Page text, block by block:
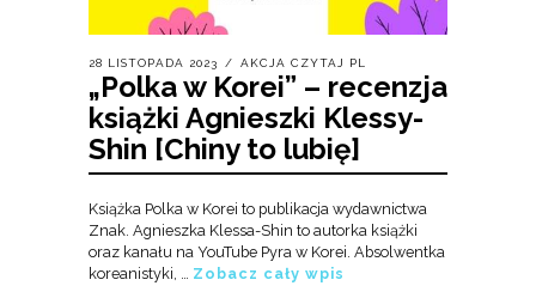
28 LISTOPADA 2023 AKCJA CZYTAJ PL
„Polka w Korei” – recenzja
książki Agnieszki Klessy-
Shin [Chiny to lubię]
Książka Polka w Korei to publikacja wydawnictwa
Znak. Agnieszka Klessa-Shin to autorka książki
oraz kanału na YouTube Pyra w Korei. Absolwentka
koreanistyki, … Zobacz cały wpis